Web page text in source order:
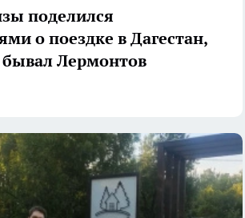
поделился
о поездке в Дагестан,
Лермонтов